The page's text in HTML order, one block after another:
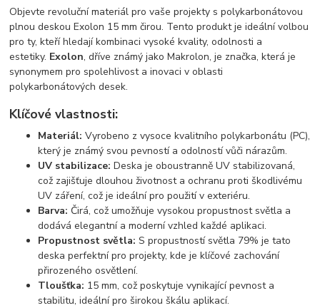
Objevte revoluční materiál pro vaše projekty s polykarbonátovou
plnou deskou Exolon 15 mm čirou. Tento produkt je ideální volbou
pro ty, kteří hledají kombinaci vysoké kvality, odolnosti a
estetiky. Exolon, dříve známý jako Makrolon, je značka, která je
synonymem pro spolehlivost a inovaci v oblasti
polykarbonátových desek.
Klíčové vlastnosti:
Materiál: Vyrobeno z vysoce kvalitního polykarbonátu (PC),
který je známý svou pevností a odolností vůči nárazům.
UV stabilizace: Deska je oboustranně UV stabilizovaná,
což zajišťuje dlouhou životnost a ochranu proti škodlivému
UV záření, což je ideální pro použití v exteriéru.
Barva: Čirá, což umožňuje vysokou propustnost světla a
dodává elegantní a moderní vzhled každé aplikaci.
Propustnost světla: S propustností světla 79% je tato
deska perfektní pro projekty, kde je klíčové zachování
přirozeného osvětlení.
Tloušťka: 15 mm, což poskytuje vynikající pevnost a
stabilitu, ideální pro širokou škálu aplikací.